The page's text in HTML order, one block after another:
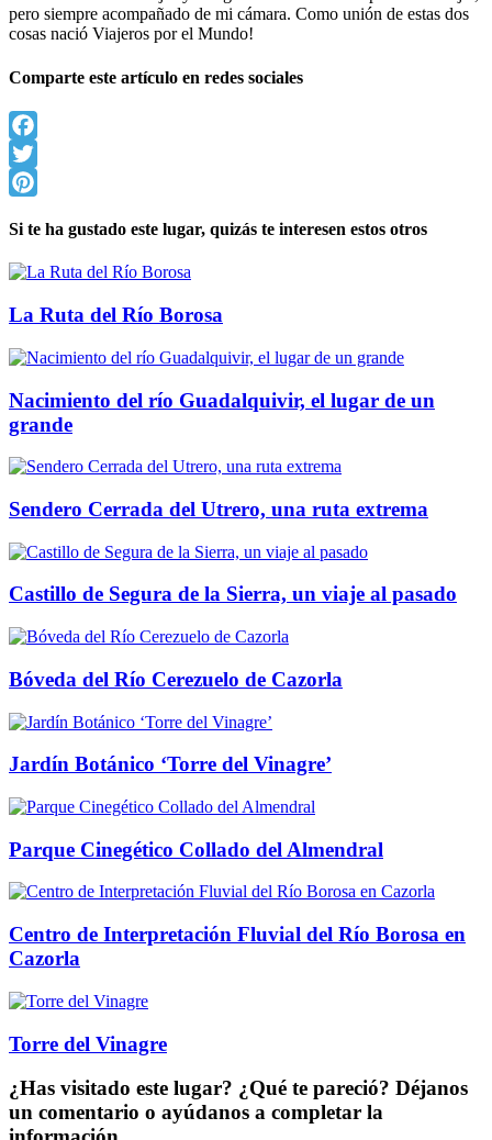
pero siempre acompañado de mi cámara. Como unión de estas dos
cosas nació Viajeros por el Mundo!
Comparte este artículo en redes sociales
Facebook
Twitter
Si te ha gustado este lugar, quizás te interesen estos otros
La Ruta del Río Borosa
Nacimiento del río Guadalquivir, el lugar de un
grande
Sendero Cerrada del Utrero, una ruta extrema
Castillo de Segura de la Sierra, un viaje al pasado
Bóveda del Río Cerezuelo de Cazorla
Jardín Botánico ‘Torre del Vinagre’
Parque Cinegético Collado del Almendral
Centro de Interpretación Fluvial del Río Borosa en
Cazorla
Torre del Vinagre
¿Has visitado este lugar? ¿Qué te pareció? Déjanos
un comentario o ayúdanos a completar la